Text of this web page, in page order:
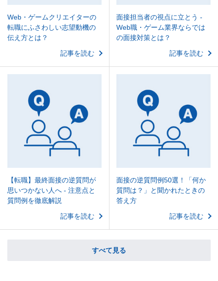
Web・ゲームクリエイターの
転職にふさわしい志望動機の
伝え方とは？
記事を読む
面接担当者の視点に立とう -
Web職・ゲーム業界ならでは
の面接対策とは？
記事を読む
【転職】最終面接の逆質問が
思いつかない人へ - 注意点と
質問例を徹底解説
記事を読む
面接の逆質問例50選！「何か
質問は？」と聞かれたときの
答え方
記事を読む
すべて見る